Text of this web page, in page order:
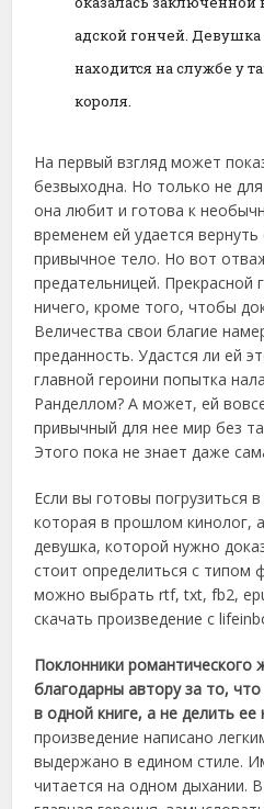
адской гончей.
находится на службе у
короля.
На первый взгляд может
безвыходна. Но только не
она любит и готова к
временем ей удается
привычное тело. Но вот
предательницей. Прекрасной
ничего, кроме того, чтобы
Величества свои благие
преданность. Удастся ли ей
главной героини попытка
Ранделлом? А может, ей
привычный для нее мир без
Этого пока не знает даже
Если вы готовы погрузиться
которая в прошлом кинолог,
девушка, которой нужно
стоит определиться с типом
можно выбрать rtf, txt, fb2,
скачать произведение с
Поклонники романтического
благодарны автору за то,
в одной книге, а не делить ее
произведение написано
выдержано в едином стиле.
читается на одном дыхании. В